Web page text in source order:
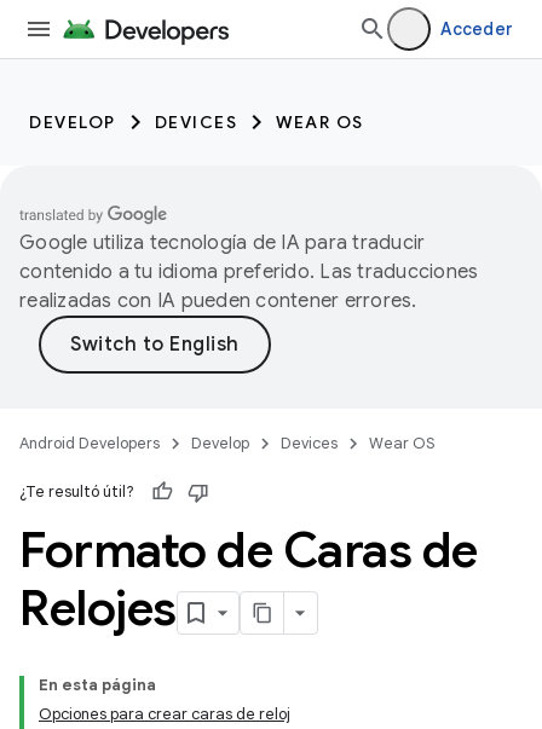
Acceder
DEVELOP DEVICES WEAR OS
Google utiliza tecnología de IA para traducir
contenido a tu idioma preferido. Las traducciones
realizadas con IA pueden contener errores.
Android Developers Develop Devices Wear OS
¿Te resultó útil?
Formato de Caras de
Relojes
En esta página
Opciones para crear caras de reloj